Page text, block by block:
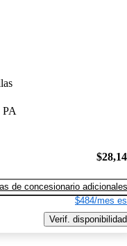
PA
de concesionario adicionales
$484/mes
Verif. disponibilidad